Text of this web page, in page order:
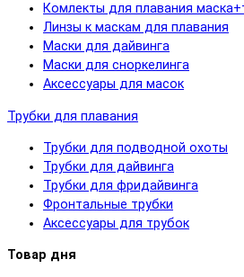
Комлекты для плавания
Линзы к маскам для плавания
Маски для дайвинга
Маски для сноркелинга
Аксессуары для масок
Трубки для плавания
Трубки для подводной охоты
Трубки для дайвинга
Трубки для фридайвинга
Фронтальные трубки
Аксессуары для трубок
Товар дня